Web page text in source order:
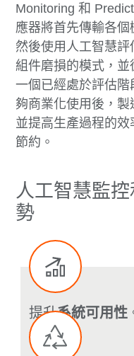
Monitoring 和
應器將首先傳輸各個
然後使用人工智慧
組件磨損的模式，並
一個已經處於評估
夠商業化使用後，
並提高生產過程的
節約。
人工智慧監
勢
提升系統可用性